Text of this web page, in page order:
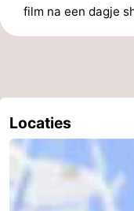
film na een dagje
Locaties